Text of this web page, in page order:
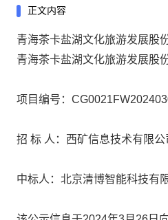
正文内容
青海茶卡盐湖文化旅游发展股
青海茶卡盐湖文化旅游发展股
项目编号：
招 标 人：西矿信息技术有限公
中标人：北京清博智能科技有